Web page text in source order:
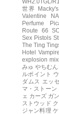
WH2.0TGL/R1
世界
Macky's
Valentine
Perfume
Route 66
Sex Pistols
The Ting
Hotel
explosion mixi
みゅ やちむん
ルポイント
ダムス
エッ
マ・ストーン
ェ カーズ ガ
ストウッド
ジャン料理